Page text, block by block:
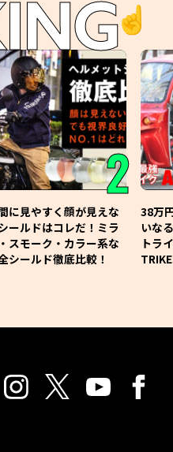
☝️
2
に見やすく顔が見えな
ールドはコレだ！ミラ
スモーク・カラー系な
シールド徹底比較！
38万
いな
トラ